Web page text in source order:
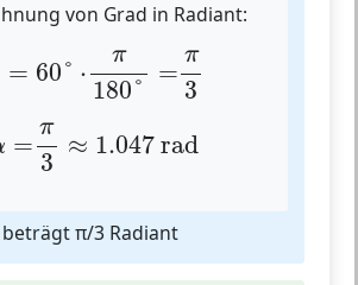
von Grad in Radiant:
= 60° ⋅
π
180°
=
π
3
180 3
=
π
3
≈ 1.047 rad
π3
π/3 Radiant